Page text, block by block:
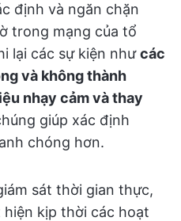
định và ngăn chặn
trong mạng của tổ
lại các sự kiện nhưcác
và không thành
nhạy cảm và thay
giúp xác định
chóng hơn.
sát thời gian thực,
kịp thời các hoạt